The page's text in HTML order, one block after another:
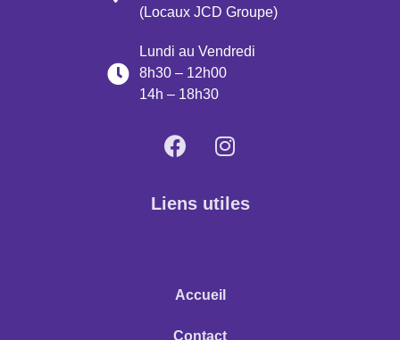
(Locaux JCD Groupe)
Lundi au Vendredi
8h30 – 12h00
14h – 18h30
Liens utiles
Accueil
Contact